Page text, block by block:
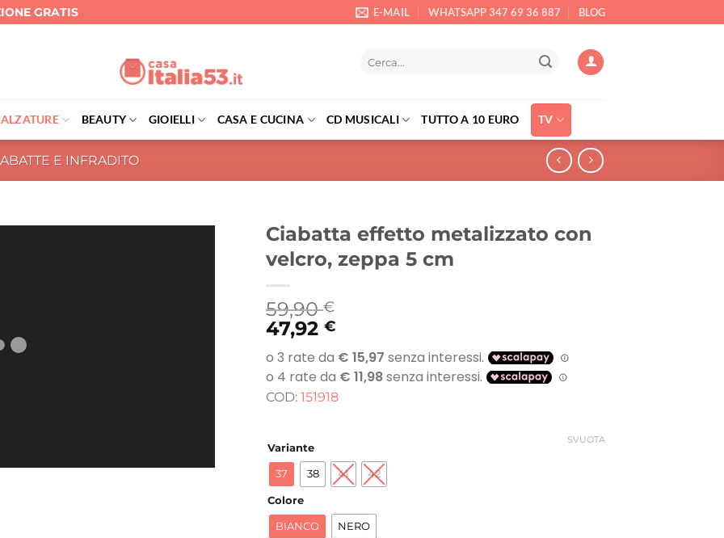
GRATIS E-MAIL WHATSAPP 347 69 36 887 BLOG
BEAUTY GIOIELLI CASA E CUCINA CD MUSICALI TUTTO A 10 EURO TV
E INFRADITO
Ciabatta effetto metalizzato con
velcro, zeppa 5 cm
59,90€
47,92 €
COD: 151918
Variante
37 38 41 42
Colore
BIANCO NERO
SVUOTA